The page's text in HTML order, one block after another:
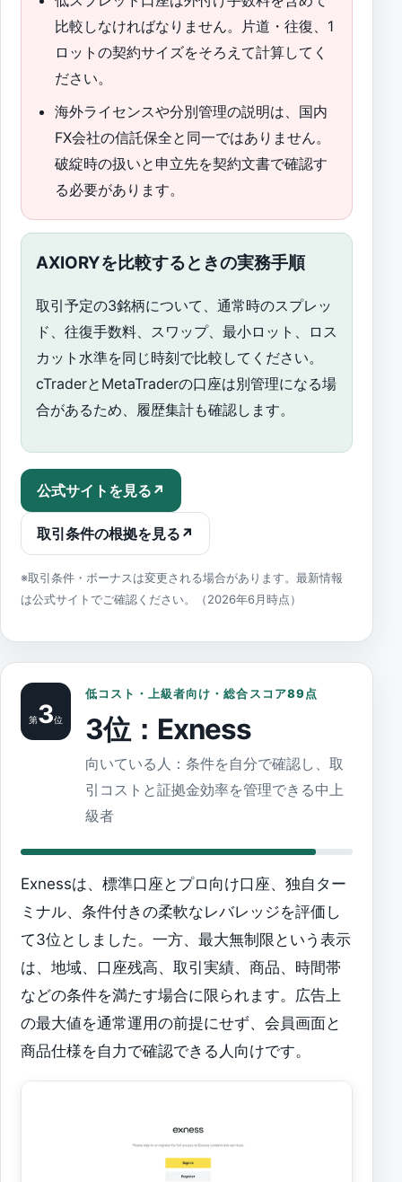
比較しなければなりません。片道・往復、1
ロットの契約サイズをそろえて計算してく
ださい。
海外ライセンスや分別管理の説明は、国内
FX会社の信託保全と同一ではありません。
破綻時の扱いと申立先を契約文書で確認す
る必要があります。
AXIORYを比較するときの実務手順
取引予定の3銘柄について、通常時のスプレッ
ド、往復手数料、スワップ、最小ロット、ロス
カット水準を同じ時刻で比較してください。
cTraderとMetaTraderの口座は別管理になる場
合があるため、履歴集計も確認します。
公式サイトを見る ↗
取引条件の根拠を見る ↗
※取引条件・ボーナスは変更される場合があります。最新情報
は公式サイトでご確認ください。（2026年6月時点）
第3位
低コスト・上級者向け・総合スコア89点
3位：Exness
向いている人：条件を自分で確認し、取
引コストと証拠金効率を管理できる中上
級者
Exnessは、標準口座とプロ向け口座、独自ター
ミナル、条件付きの柔軟なレバレッジを評価し
て3位としました。一方、最大無制限という表示
は、地域、口座残高、取引実績、商品、時間帯
などの条件を満たす場合に限られます。広告上
の最大値を通常運用の前提にせず、会員画面と
商品仕様を自力で確認できる人向けです。